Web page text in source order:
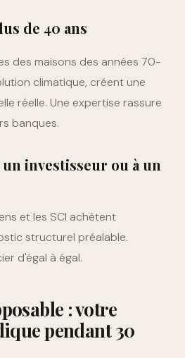
de 40 ans
des maisons des années 70-
climatique, créent une
réelle. Une expertise rassure
banques.
un investisseur ou à un
et les SCI achètent
structurel préalable.
d'égal à égal.
: votre
pendant 30